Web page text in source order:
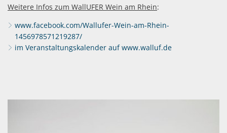
Weitere Infos zum WallUFER Wein am Rhein:
www.facebook.com/Wallufer-Wein-am-Rhein-
1456978571219287/
im Veranstaltungskalender auf www.walluf.de